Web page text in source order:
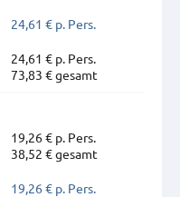
24,61 € p. Pers.
24,61 € p. Pers.
73,83 € gesamt
19,26 € p. Pers.
38,52 € gesamt
19,26 € p. Pers.